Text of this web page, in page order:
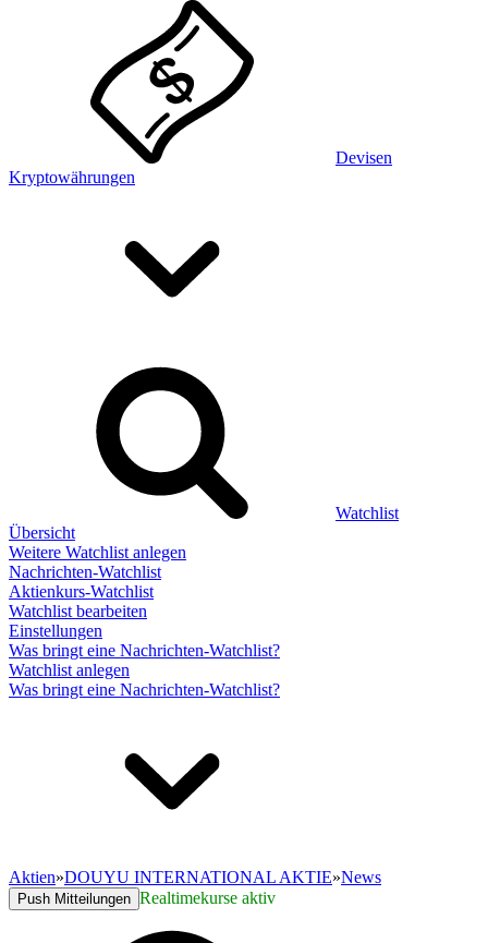
Devisen
Kryptowährungen
Watchlist
Übersicht
Weitere Watchlist anlegen
Nachrichten-Watchlist
Aktienkurs-Watchlist
Watchlist bearbeiten
Einstellungen
Was bringt eine Nachrichten-Watchlist?
Watchlist anlegen
Was bringt eine Nachrichten-Watchlist?
Aktien»DOUYU INTERNATIONAL AKTIE»News
Push Mitteilungen Realtimekurse aktiv